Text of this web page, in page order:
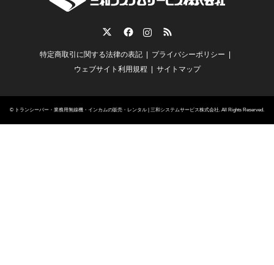
RSS
特定商取引に関する法律の表記
プライバシーポリシー
ウェブサイト利用規程
サイトマップ
© トランシーバー・業務用無線機・インカムの販売・レンタル | 三和システムサービス株式会社. All Rights Reserved.